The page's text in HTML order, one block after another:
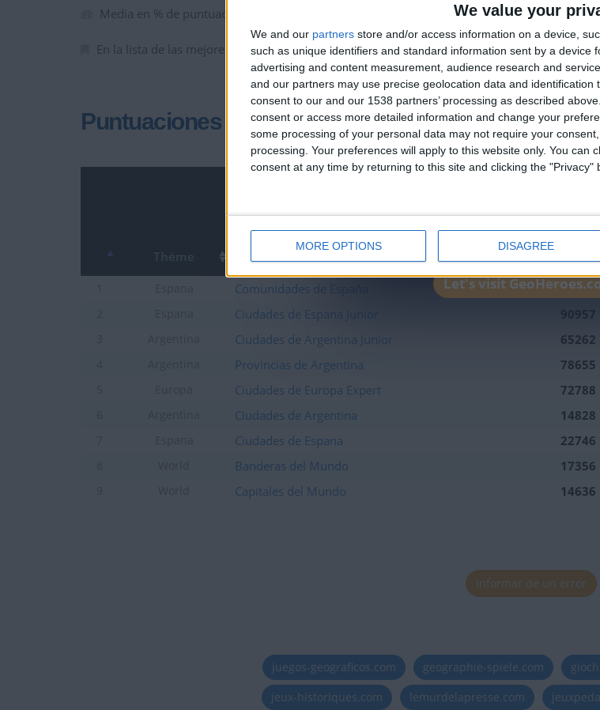
We value your
We and our partners store and/or access information on a device,
such as unique identifiers and standard information sent by a device
advertising and content measurement, audience research and
and our partners may use precise geolocation data and identification
consent to our and our 1538 partners’ processing as described
consent or access more detailed information and change your
some processing of your personal data may not require your
processing. Your preferences will apply to this website only. You can
consent at any time by returning to this site and clicking the "Privacy"
MORE OPTIONS DISAGREE
Media en % de puntuación max. :
En la lista de las mejores partidas :0
Puntuaciones
Thème
Mejor
Comunidades de España 138860
Ciudades de Espana Junior
Ciudades de Argentina Junior 65262
Provincias de Argentina 78655
Ciudades de Europa Expert 72788
Ciudades de Argentina 14828
Ciudades de Espana 22746
Banderas del Mundo 17356
Capitales del Mundo 14636
Informar de un error
juegos-geograficos.com geographie-spiele.com
jeux-historiques.com
lemurdelapresse.com
🇺🇸 We noticed you’re
an English-speaking
Join our American version now
the firsts to submit your
leaderboards!
Let's visit